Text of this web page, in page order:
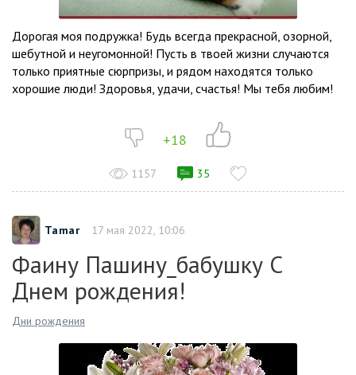
Дорогая моя подружка! Будь всегда прекрасной, озорной,
шебутной и неугомонной! Пусть в твоей жизни случаются
только приятные сюрпризы, и рядом находятся только
хорошие люди! Здоровья, удачи, счастья! Мы тебя любим!
+18
1157 35
Tamar 17 мая 2022, 10:06
Фаину Пашину_бабушку С
Днем рождения!
Дни рождения